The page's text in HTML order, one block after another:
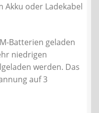
Akku oder Ladekabel
Batterien geladen
niedrigen
werden. Das
auf 3